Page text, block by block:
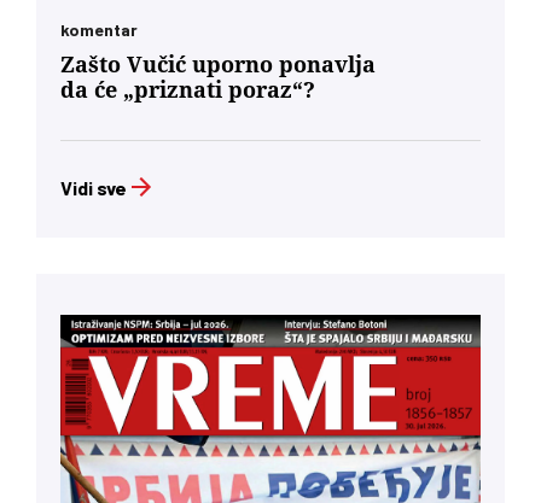
komentar
Zašto Vučić uporno ponavlja
da će „priznati poraz“?
Vidi sve